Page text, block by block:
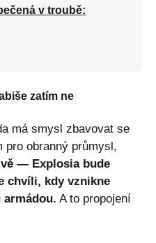
v troubě:
zatím ne
má smysl zbavovat se
obranný průmysl,
— Explosia bude
chvíli, kdy vznikne
armádou. A to propojení